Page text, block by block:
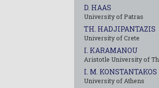
D. HAAS
University of Patras
TH. HADJIPANTAZIS
University of Crete
I. KARAMANOU
Aristotle University of
I. M. KONSTANTAKOS
University of Αthens